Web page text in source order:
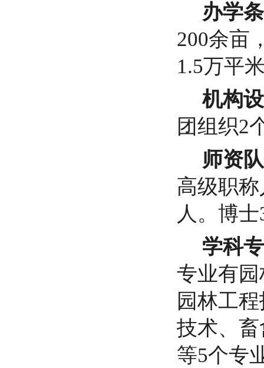
办学
200余亩
1.5万平
机构
团组织2
师资
高级职
人。博
学科
专业有
园林工
技术、 畜
等5个专